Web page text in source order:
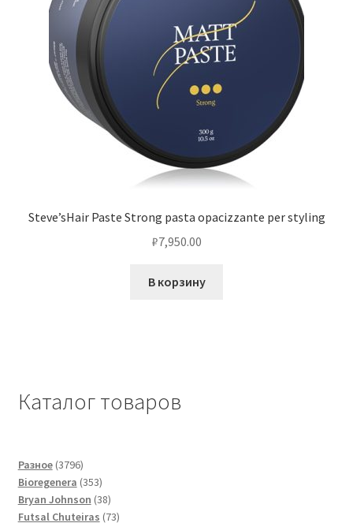
Steve’sHair Paste Strong pasta opacizzante per styling
₽7,950.00
В корзину
Каталог товаров
Разное 37963796
товаров
Bioregenera 353353
товара
Bryan Johnson 3838
товаров
Futsal Сhuteiras 7373